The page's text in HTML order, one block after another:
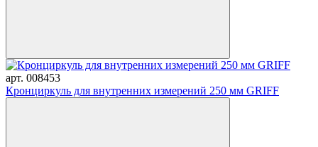
арт. 008453
Кронциркуль для внутренних измерений 250 мм GRIFF